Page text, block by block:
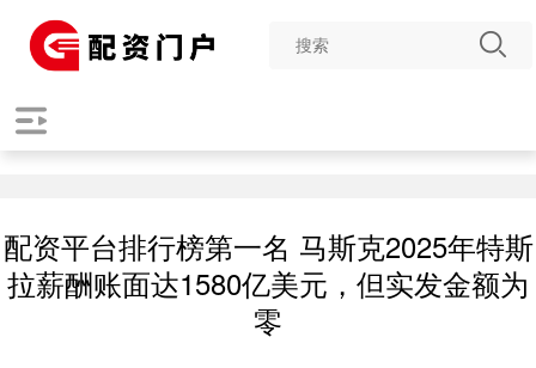
配资平台排行榜第一名 马斯克2025年特斯
拉薪酬账面达1580亿美元，但实发金额为
零